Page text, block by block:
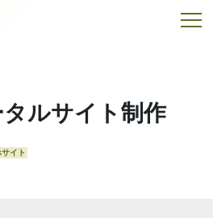
ルサイト制作
イト